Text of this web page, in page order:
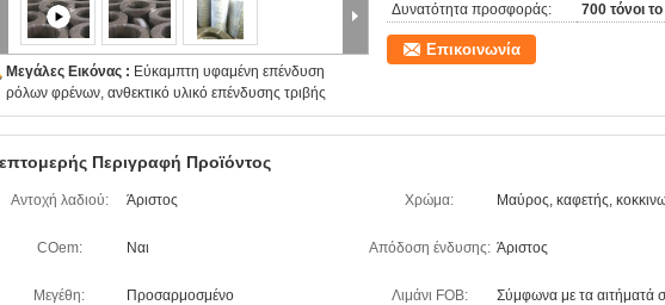
Μεγάλες Εικόνας : Εύκαμπτη υφαμένη επένδυση
ρόλων φρένων, ανθεκτικό υλικό επένδυσης τριβής
Δυνατότητα προσφοράς:
700 τόνοι
Επικοινωνία
Περιγραφή Προϊόντος
Αντοχή λαδιού: Άριστος Χρώμα: Μαύρος, καφετής,
COem: Ναι Απόδοση ένδυσης: Άριστος
Μεγέθη: Προσαρμοσμένο Λιμάνι FOB: Σύμφωνα με τα αιτήματά